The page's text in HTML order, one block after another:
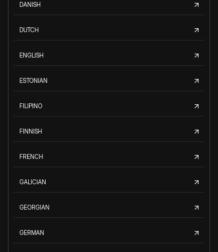
DANISH
DUTCH
ENGLISH
ESTONIAN
FILIPINO
FINNISH
FRENCH
GALICIAN
GEORGIAN
GERMAN